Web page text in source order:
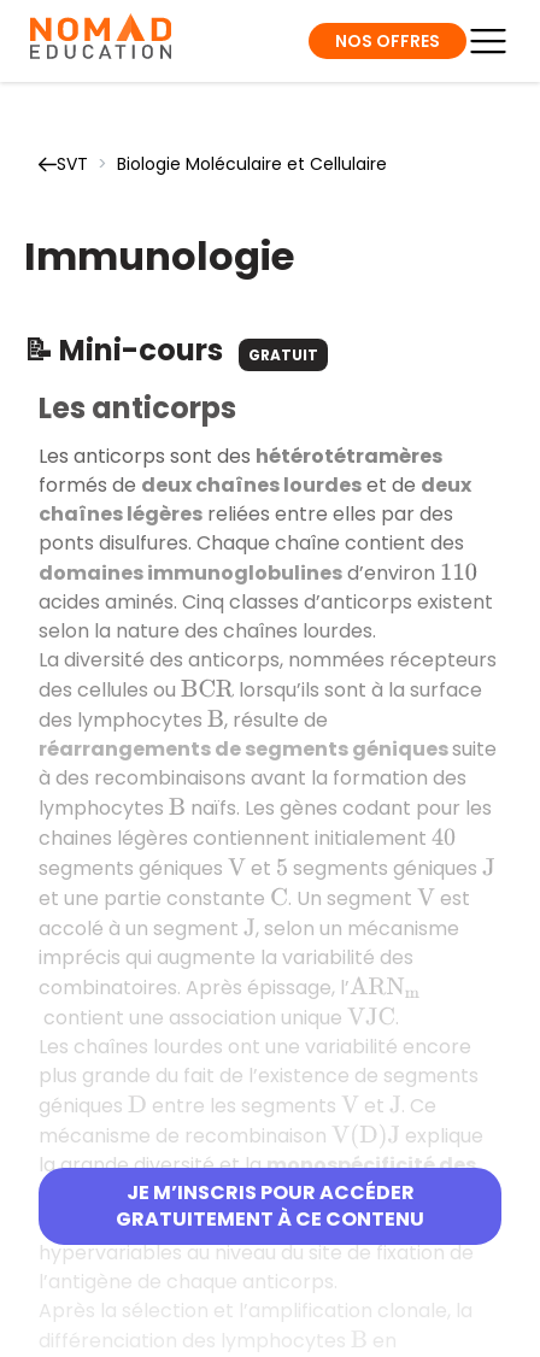
NOS OFFRES
SVT > Biologie Moléculaire et Cellulaire
Immunologie
📝 Mini-cours GRATUIT
JE M’INSCRIS POUR ACCÉDER
GRATUITEMENT À CE CONTENU
Les anticorps
Les anticorps sont des hétérotétramères
formés de deux chaînes lourdeset de deux
chaînes légères reliées entre elles par des
ponts disulfures. Chaque chaîne contient des
domaines immunoglobulinesd’environ 110
acides aminés. Cinq classes d’anticorps existent
selon la nature des chaînes lourdes.
La diversité des anticorps, nommées récepteurs
des cellules ou BCR
lorsqu’ils sont à la surface
des lymphocytes B, résulte de
réarrangements de segments géniquessuite
à des recombinaisons avant la formation des
lymphocytes B naïfs. Les gènes codant pour les
chaines légères contiennent initialement 40
segments géniques V et 5 segments géniquesJ
et une partie constante C. Un segment Vest
accolé à un segment J, selon un mécanisme
imprécis qui augmente la variabilité des
combinatoires. Après épissage, l’ARNm
contient une association unique VJC .
Les chaînes lourdes ont une variabilité encore
plus grande du fait de l’existence de segments
géniques D entre les segments V et J. Ce
mécanisme de recombinaison V(D) J
explique
la grande diversité et lamonospécificité des
lymphocytesBdu fait de la présence de
régions variables voire
hypervariables au niveau du site de fixation de
l’antigène de chaque anticorps.
Après la sélection et l’amplification clonale, la
différenciation des lymphocytes B en